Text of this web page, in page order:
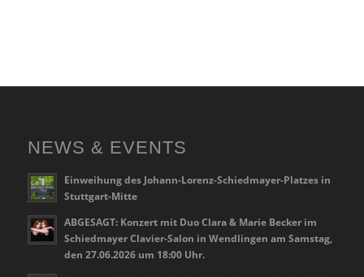
NEWS & EVENTS
Einweihung des Johann-Lorenz-Schiedmayer-Platzes in
Stuttgart-Mitte
ABGESAGT: Konzert mit Duo Clara & Marie Becker im
Schiedmayer Clavier-Salon in Wendlingen am Samstag,
den 27.06.2026 um 18:00 Uhr.